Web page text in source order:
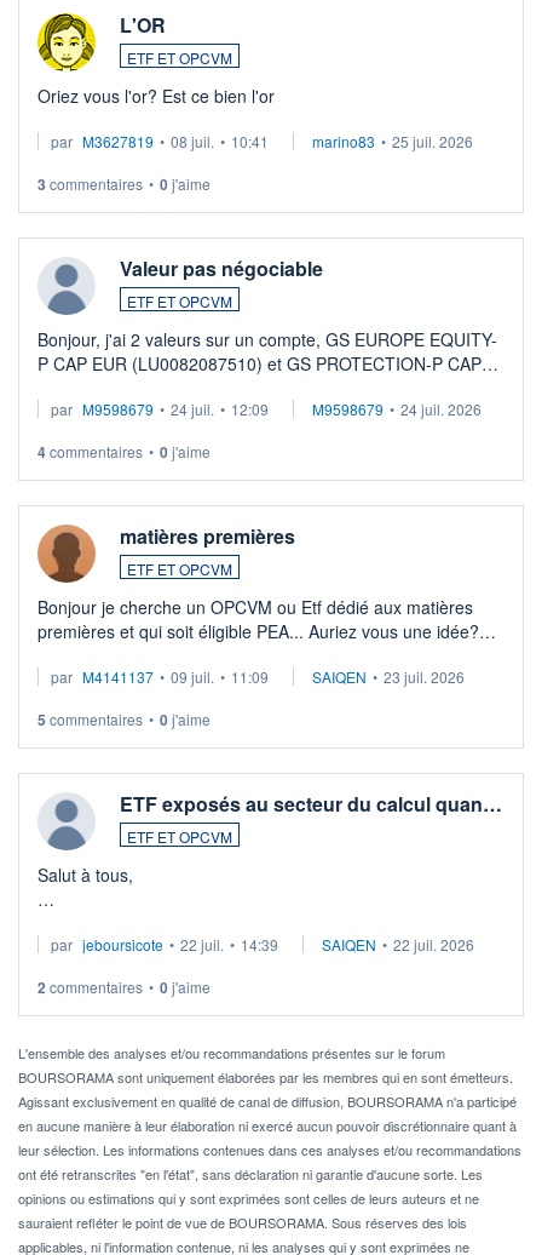
L'OR
ETF ET OPCVM
Oriez vous l'or? Est ce bien l'or
par M3627819 • 08 juil. • 10:41 marino83 • 25 juil. 2026
3 commentaires • 0j'aime
Valeur pas négociable
ETF ET OPCVM
Bonjour, j'ai 2 valeurs sur un compte, GS EUROPE EQUITY-
P CAP EUR (LU0082087510) et GS PROTECTION-P CAP
veux procéder à la vente, on me signale ...
par M9598679 • 24 juil. • 12:09 M9598679 • 24 juil. 2026
4commentaires • 0j'aime
matières premières
ETF ET OPCVM
Bonjour je cherche un OPCVM ou Etf dédié aux matières
premières et qui soit éligible PEA... Auriez vous une idée?
par M4141137 • 09 juil. • 11:09 SAIQEN • 23 juil. 2026
5 commentaires • 0j'aime
ETF exposés au secteur du calcul quan…
ETF ET OPCVM
Salut à tous,
via un ETF plutôt que des actions individuelles.
Idéalement, je voudrais qu'il soit éligible au PEA.
Pour l' ...
par jeboursicote • 22 juil. • 14:39 SAIQEN • 22 juil. 2026
2 commentaires • 0j'aime
L'ensemble des analyses et/ou recommandations présentes sur le forum
BOURSORAMA sont uniquement élaborées par les membres qui en sont émetteurs.
Agissant exclusivement en qualité de canal de diffusion, BOURSORAMA n'a participé
en aucune manière à leur élaboration ni exercé aucun pouvoir discrétionnaire quant à
leur sélection. Les informations contenues dans ces analyses et/ou recommandations
ont été retranscrites "en l'état", sans déclaration ni garantie d'aucune sorte. Les
opinions ou estimations qui y sont exprimées sont celles de leurs auteurs et ne
sauraient refléter le point de vue de BOURSORAMA. Sous réserves des lois
applicables, ni l'information contenue, ni les analyses qui y sont exprimées ne